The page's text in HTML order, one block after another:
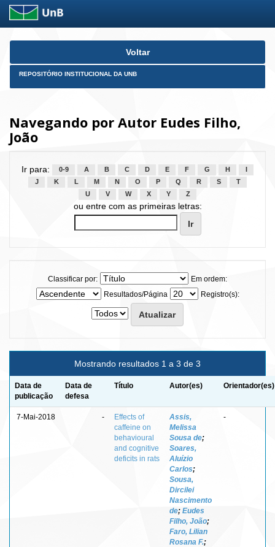
Skip
Voltar
REPOSITÓRIO INSTITUCIONAL DA UNB
Navegando por Autor Eudes Filho,
João
Ir para: 0-9 A B C D E F G H
J
K L M N O P Q R S
T
U
V W X Y Z
ou entre com as primeiras letras:
Classificar por:
Em ordem:
Resultados/Página
Registro(s):
Mostrando resultados 1 a 3 de 3
Data de
publicação
Data de
defesa
Título Autor(es) Orientador(es)
7-Mai-2018 -
Effects of
caffeine on
behavioural
and cognitive
deficits in rats
Assis,
Melissa
Sousa de;
Soares,
Aluízio
Carlos;
Sousa,
Dircilei
Nascimento
de; Eudes
Filho, João;
Faro, Lilian
Rosana F.;
-